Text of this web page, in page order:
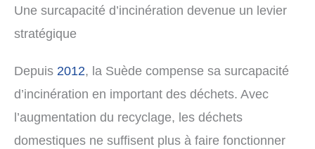
Une surcapacité d’incinération devenue un levier
stratégique
Depuis 2012, la Suède compense sa surcapacité
d’incinération en important des déchets. Avec
l’augmentation du recyclage, les déchets
domestiques ne suffisent plus à faire fonctionner